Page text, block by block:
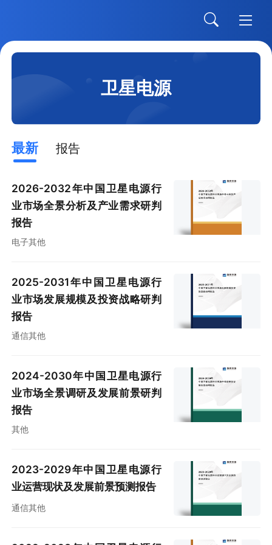
卫星电源
最新 报告
2026-2032年中国卫星电源行
业市场全景分析及产业需求研判
报告
电子其他
2025-2031年中国卫星电源行
业市场发展规模及投资战略研判
报告
通信其他
2024-2030年中国卫星电源行
业市场全景调研及发展前景研判
报告
其他
2023-2029年中国卫星电源行
业运营现状及发展前景预测报告
通信其他